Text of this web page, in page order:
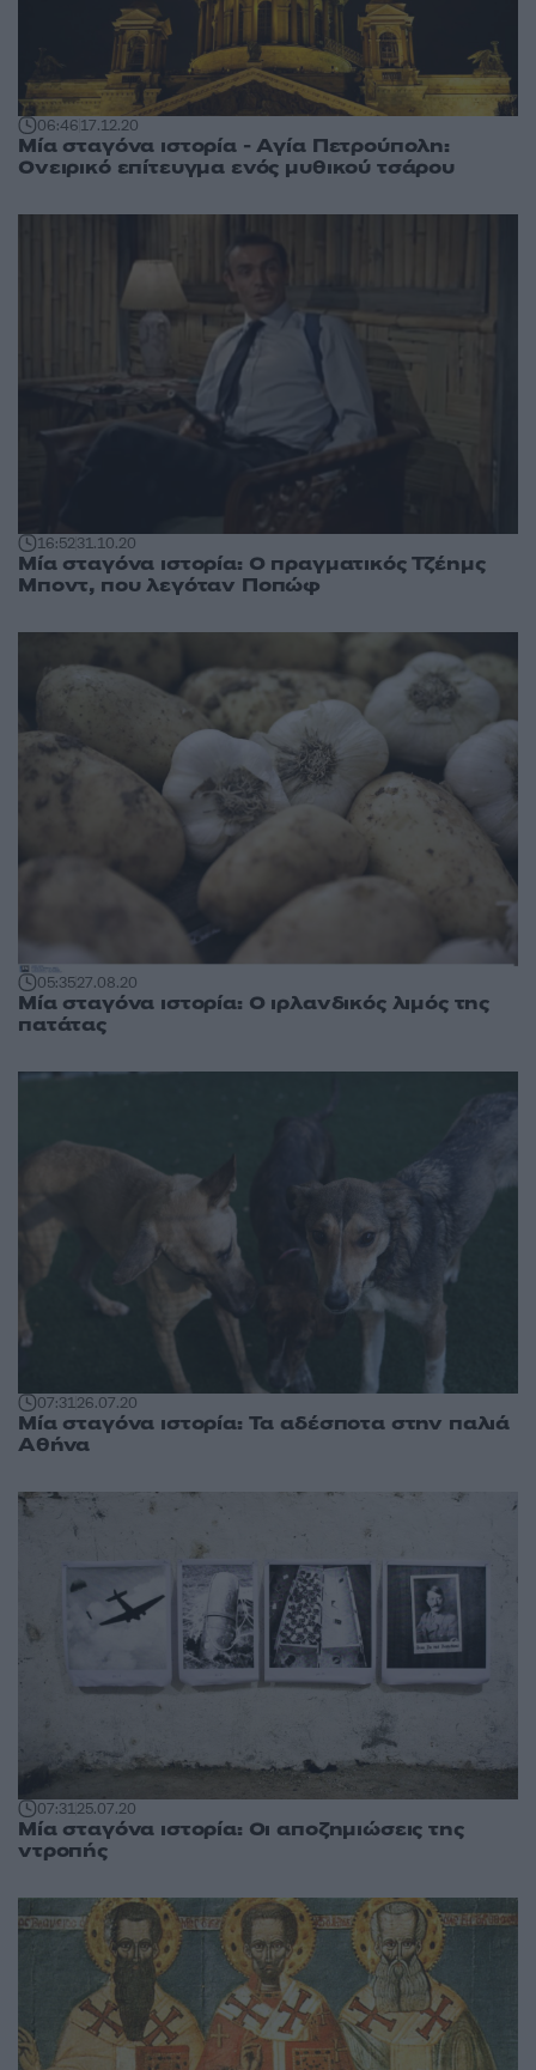
06:4617.12.20
Μία σταγόνα ιστορία - Αγία Πετρούπολη:
Ονειρικό επίτευγμα ενός μυθικού τσάρου
16:5231.10.20
Μία σταγόνα ιστορία: Ο πραγματικός Τζέημς
Μποντ, που λεγόταν Ποπώφ
05:3527.08.20
Μία σταγόνα ιστορία: Ο ιρλανδικός λιμός της
πατάτας
07:3126.07.20
Μία σταγόνα ιστορία: Τα αδέσποτα στην παλιά
Αθήνα
07:3125.07.20
Μία σταγόνα ιστορία: Οι αποζημιώσεις της
ντροπής